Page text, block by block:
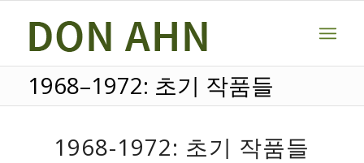
1968–1972: 초기 작품들
1968-1972: 초기 작품들